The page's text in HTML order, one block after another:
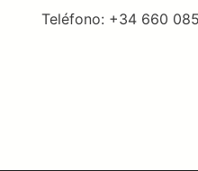
Teléfono: +34 660